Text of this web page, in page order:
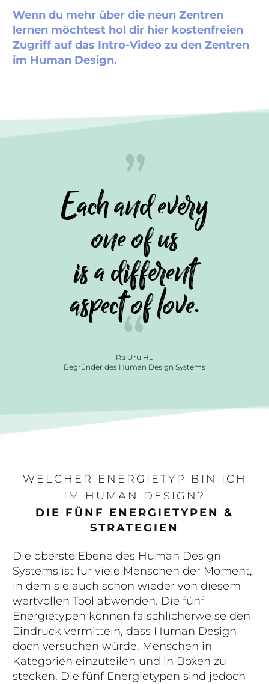
Wenn du mehr über die neun Zentren
lernen möchtest hol dir hier kostenfreien
Zugriff auf das Intro-Video zu den Zentren
im Human Design.
Each and every
one of us
is a different
aspect of love.
Ra Uru Hu
Begründer des Human Design Systems
WELCHER ENERGIETYP BIN ICH
IM HUMAN DESIGN?
DIE FÜNF ENERGIETYPEN &
STRATEGIEN
Die oberste Ebene des Human Design
Systems ist für viele Menschen der Moment,
in dem sie auch schon wieder von diesem
wertvollen Tool abwenden. Die fünf
Energietypen können fälschlicherweise den
Eindruck vermitteln, dass Human Design
doch versuchen würde, Menschen in
Kategorien einzuteilen und in Boxen zu
stecken. Die fünf Energietypen sind jedoch